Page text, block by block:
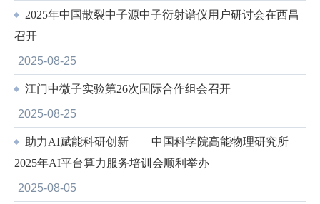
2025年中国散裂中子源中子衍射谱仪用户研讨会在西昌
召开
2025-08-25
江门中微子实验第26次国际合作组会召开
2025-08-25
助力AI赋能科研创新——中国科学院高能物理研究所
2025年AI平台算力服务培训会顺利举办
2025-08-05